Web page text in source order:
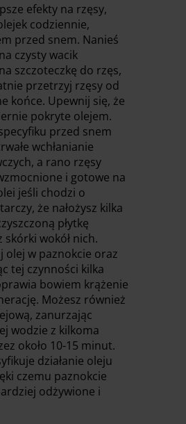
efekty na rzęsy,
codziennie,
przed snem. Nanieś
czysty wacik
szczoteczkę do rzęs,
przetrzyj rzęsy od
końce. Upewnij się, że
pokryte olejem.
przed snem
wchłanianie
a rano rzęsy
i gotowe na
jeśli chodzi o
że nałożysz kilka
płytkę
wokół nich.
olej w paznokcie oraz
tej czynności kilka
bowiem krążenie
Możesz również
zanurzając
wodzie z kilkoma
około 10-15 minut.
działanie oleju
czemu paznokcie
odżywione i